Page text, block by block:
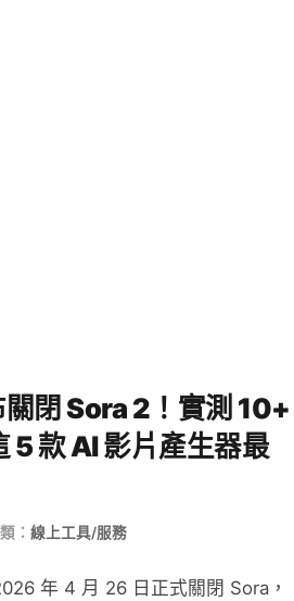
閉 Sora 2！實測 10+
5 款 AI 影片產生器最
： 線上工具/服務
年 4 月 26 日正式關閉 Sora，